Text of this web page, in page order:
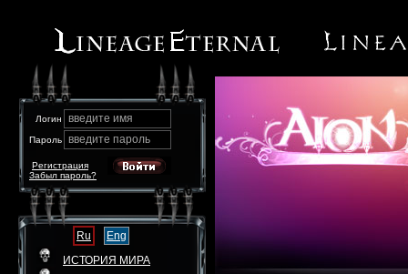
Логин введите имя
Пароль введите пароль
Забыл пароль?
Регистрация
Ru
Eng
ИСТОРИЯ МИРА